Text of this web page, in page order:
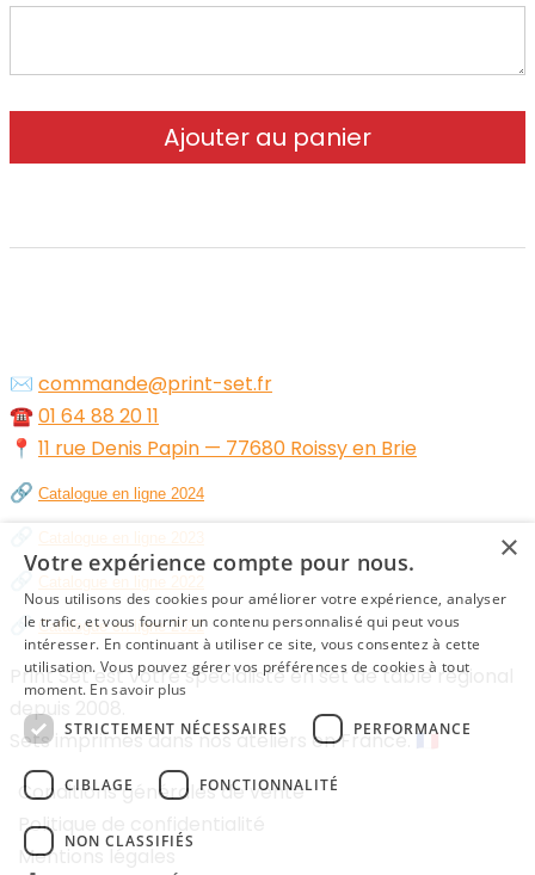
✉️ commande@print-set.fr
☎️01 64 88 20 11
📍 11 rue Denis Papin — 77680 Roissy en Brie
🔗 Catalogue en ligne 2024
🔗 Catalogue en ligne 2021
Print Set est votre spécialiste en set de table régional
depuis 2008.
Sets imprimés dans nos ateliers en France. 🇫🇷
Conditions générales de vente
Politique de confidentialité
Mentions légales
×
Votre expérience compte pour nous.
Nous utilisons des cookies pour améliorer votre expérience, analyser
le trafic, et vous fournir un contenu personnalisé qui peut vous
intéresser. En continuant à utiliser ce site, vous consentez à cette
utilisation. Vous pouvez gérer vos préférences de cookies à tout
moment. En savoir plus
STRICTEMENT NÉCESSAIRES
PERFORMANCE
CIBLAGE FONCTIONNALITÉ
NON CLASSIFIÉS